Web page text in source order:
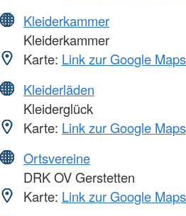
Kleiderkammer
Kleiderkammer
Karte: Link zur Google
Kleiderläden
Kleiderglück
Karte: Link zur Google
Ortsvereine
DRK OV Gerstetten
Karte: Link zur Google